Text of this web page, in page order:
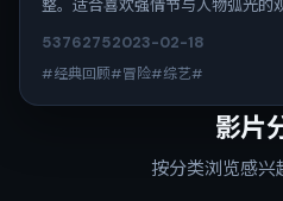
整。适合喜欢强情节与人物弧光的
53762752023-02-18
#经典回顾#冒险#综艺#
影片
按分类浏览感兴